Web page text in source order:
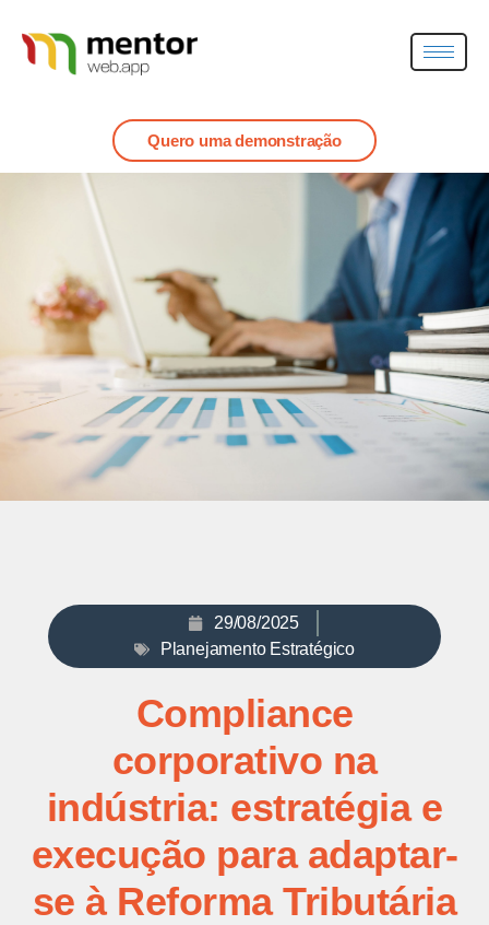
Quero uma demonstração
29/08/2025
Planejamento Estratégico
Compliance
corporativo na
indústria: estratégia e
execução para adaptar-
se à Reforma Tributária